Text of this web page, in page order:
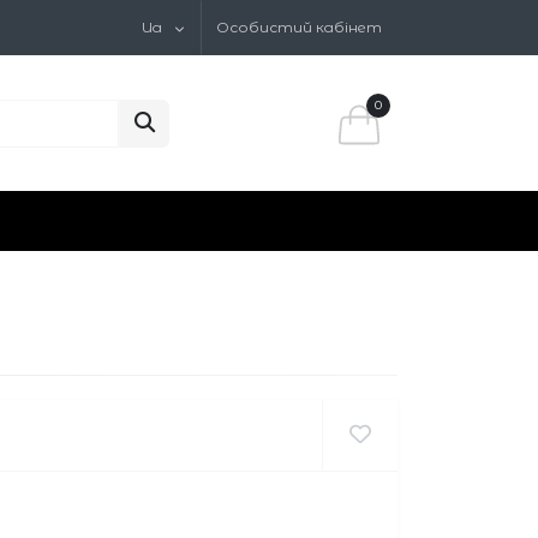
Ua Особистий кабінет
0